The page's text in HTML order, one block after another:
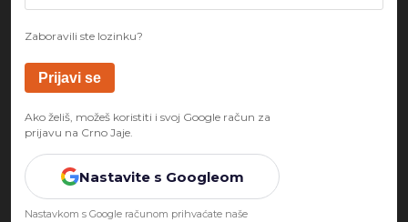
Zaboravili ste lozinku?
Ako želiš, možeš koristiti i svoj Google račun za
prijavu na Crno Jaje.
Nastavite s Googleom
Nastavkom s Google računom prihvaćate naše